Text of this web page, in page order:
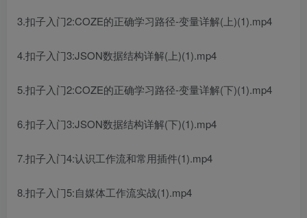
3.扣子入门2:COZE的正确学习路径-变量详解(上)(1).mp4
4.扣子入门3:JSON数据结构详解(上)(1).mp4
5.扣子入门2:COZE的正确学习路径-变量详解(下)(1).mp4
6.扣子入门3:JSON数据结构详解(下)(1).mp4
7.扣子入门4:认识工作流和常用插件(1).mp4
8.扣子入门5:自媒体工作流实战(1).mp4